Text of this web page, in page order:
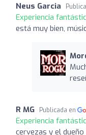
Neus Garcia
Experiencia
está muy bien,
R MG Publicada en
Experiencia
cervezas y el